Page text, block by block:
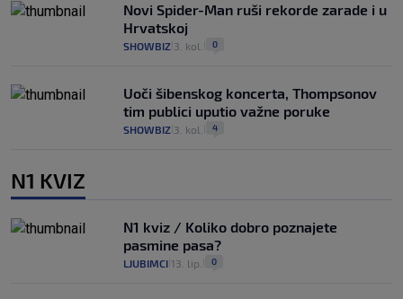
Novi Spider-Man ruši rekorde zarade i u
Hrvatskoj
SHOWBIZ 3. kol. 0
Uoči šibenskog koncerta, Thompsonov
tim publici uputio važne poruke
SHOWBIZ 3. kol. 4
N1 KVIZ
N1 kviz / Koliko dobro poznajete
pasmine pasa?
LJUBIMCI 13. lip. 0